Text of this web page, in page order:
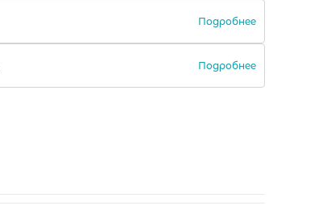
Подробнее
Подробнее